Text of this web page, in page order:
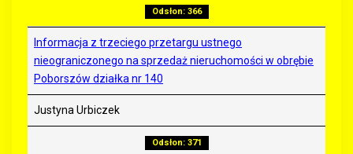
Odsłon: 366
Informacja z trzeciego przetargu ustnego
nieograniczonego na sprzedaż nieruchomości w obrębie
Poborszów działka nr 140
Justyna Urbiczek
Odsłon: 371